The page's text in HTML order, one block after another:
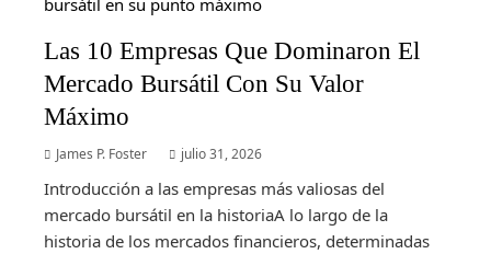
Las 10 Empresas Que Dominaron El
Mercado Bursátil Con Su Valor
Máximo
James P. Foster julio 31, 2026
Introducción a las empresas más valiosas del
mercado bursátil en la historiaA lo largo de la
historia de los mercados financieros, determinadas